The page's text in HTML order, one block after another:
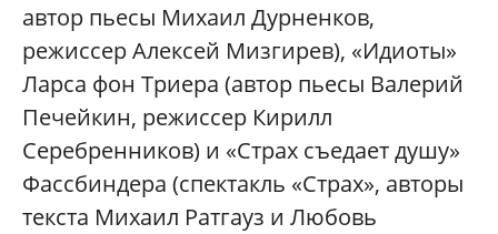
автор пьесы Михаил Дурненков,
режиссер Алексей Мизгирев), «Идиоты»
Ларса фон Триера (автор пьесы Валерий
Печейкин, режиссер Кирилл
Серебренников) и «Страх съедает душу»
Фассбиндера (спектакль «Страх», авторы
текста Михаил Ратгауз и Любовь